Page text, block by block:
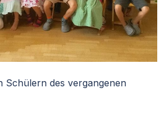
Schülern des vergangenen